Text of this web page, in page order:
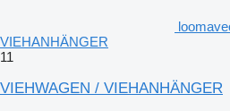
VIEHANHÄNGER
11
VIEHWAGEN / VIEHANHÄNGER